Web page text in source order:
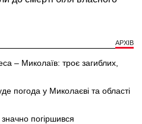
АРХІВ
– Миколаїв: троє загиблих,
погода у Миколаєві та області
погіршився